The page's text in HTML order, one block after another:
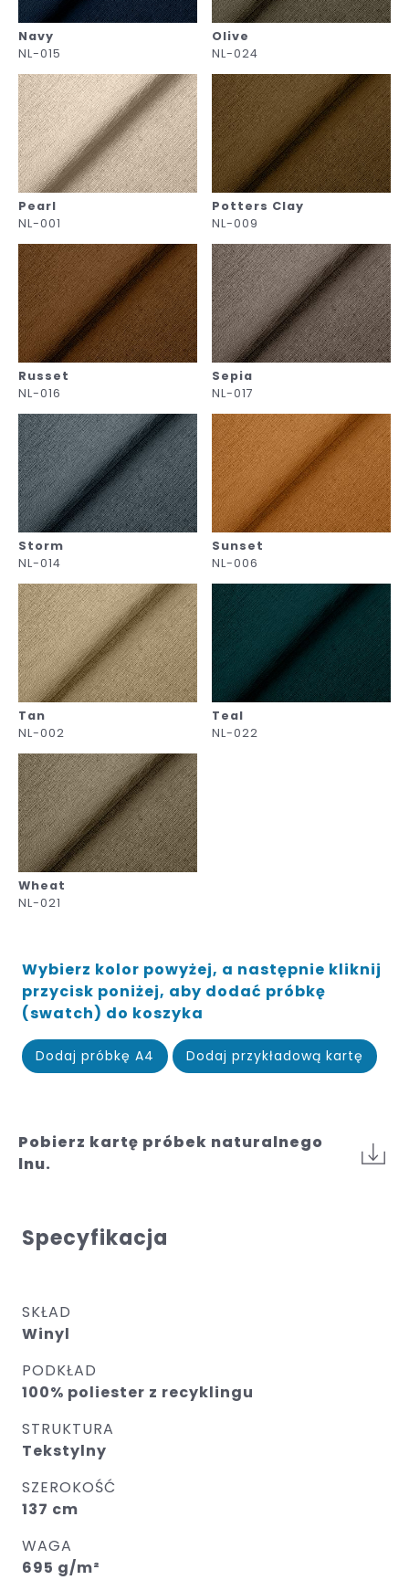
Navy
NL-015
Olive
NL-024
Pearl
NL-001
Potters Clay
NL-009
Russet
NL-016
Sepia
NL-017
Storm
NL-014
Sunset
NL-006
Tan
NL-002
Teal
NL-022
Wheat
NL-021
Wybierz kolor powyżej, a następnie kliknij
przycisk poniżej, aby dodać próbkę
(swatch) do koszyka
Dodaj próbkę A4 Dodaj przykładową kartę
Pobierz kartę próbek naturalnego
lnu.
Specyfikacja
SKŁAD
Winyl
PODKŁAD
100% poliester z recyklingu
STRUKTURA
Tekstylny
SZEROKOŚĆ
137 cm
WAGA
695 g/m²